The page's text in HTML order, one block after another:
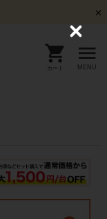
カート MENU
C
o
s